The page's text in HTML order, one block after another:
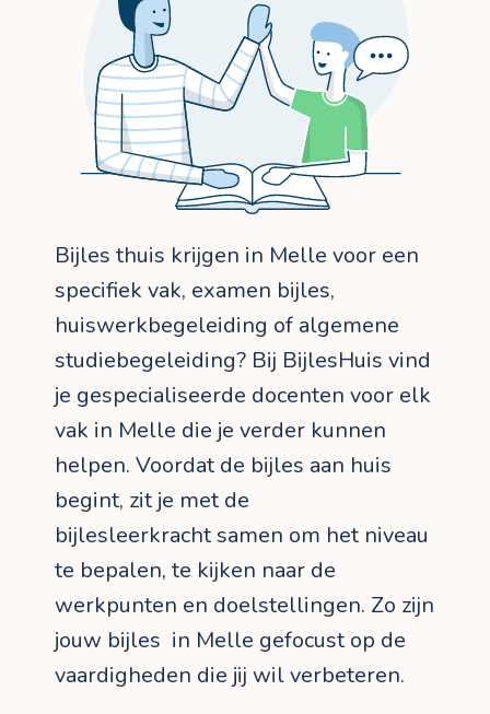
Bijles thuis krijgen in Melle voor een
specifiek vak, examen bijles,
huiswerkbegeleiding of algemene
studiebegeleiding? Bij BijlesHuis vind
je gespecialiseerde docenten voor elk
vak in Melle die je verder kunnen
helpen. Voordat de bijles aan huis
begint, zit je met de
bijlesleerkracht samen om het niveau
te bepalen, te kijken naar de
werkpunten en doelstellingen. Zo zijn
jouw bijles in Melle gefocust op de
vaardigheden die jij wil verbeteren.